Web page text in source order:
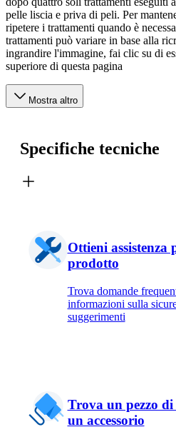
pelle liscia e priva di peli. Per
ripetere i trattamenti quando è
trattamenti può variare in base alla
ingrandire l'immagine, fai clic su di
superiore di questa pagina
Mostra altro
Specifiche tecniche
Ottieni assistenza
prodotto
Trova domande
informazioni sulla
suggerimenti
Trova un pezzo
un accessorio